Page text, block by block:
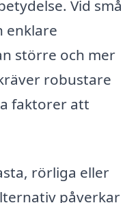
Vid små
enklare
större och mer
robustare
faktorer att
rörliga eller
påverkar